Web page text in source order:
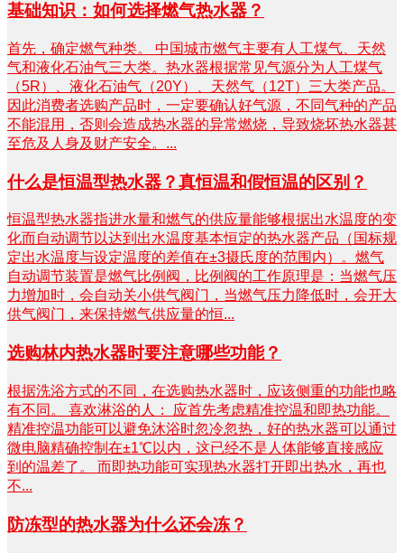
基础知识：如何选择燃气热水器？
首先，确定燃气种类。 中国城市燃气主要有人工煤气、天然
气和液化石油气三大类。热水器根据常见气源分为人工煤气
（5R）、液化石油气（20Y）、天然气（12T）三大类产品。
因此消费者选购产品时，一定要确认好气源，不同气种的产品
不能混用，否则会造成热水器的异常燃烧，导致烧坏热水器甚
至危及人身及财产安全。...
什么是恒温型热水器？真恒温和假恒温的区别？
恒温型热水器指进水量和燃气的供应量能够根据出水温度的变
化而自动调节以达到出水温度基本恒定的热水器产品（国标规
定出水温度与设定温度的差值在±3摄氏度的范围内）。燃气
自动调节装置是燃气比例阀，比例阀的工作原理是：当燃气压
力增加时，会自动关小供气阀门，当燃气压力降低时，会开大
供气阀门，来保持燃气供应量的恒...
选购林内热水器时要注意哪些功能？
根据洗浴方式的不同，在选购热水器时，应该侧重的功能也略
有不同。 喜欢淋浴的人： 应首先考虑精准控温和即热功能。
精准控温功能可以避免沐浴时忽冷忽热，好的热水器可以通过
微电脑精确控制在±1℃以内，这已经不是人体能够直接感应
到的温差了。 而即热功能可实现热水器打开即出热水，再也
不...
防冻型的热水器为什么还会冻？